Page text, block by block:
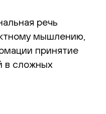
речь
мышлению,
принятие
в сложных